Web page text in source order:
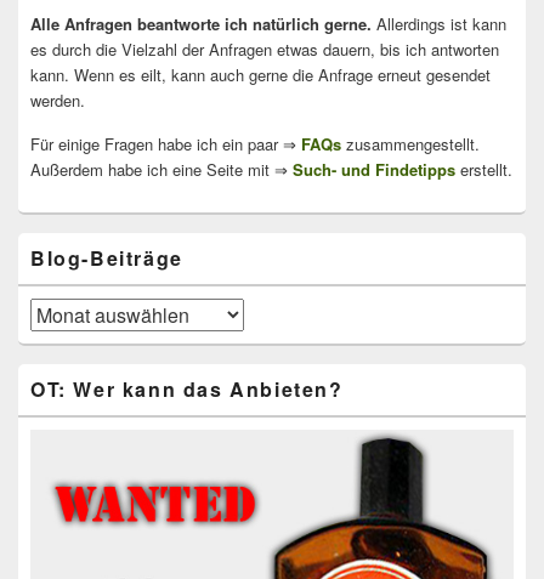
Alle Anfragen beantworte ich natürlich gerne. Allerdings ist kann
es durch die Vielzahl der Anfragen etwas dauern, bis ich antworten
kann. Wenn es eilt, kann auch gerne die Anfrage erneut gesendet
werden.
Für einige Fragen habe ich ein paar ⇒ FAQs zusammengestellt.
Außerdem habe ich eine Seite mit ⇒ Such- und Findetipps erstellt.
Blog-Beiträge
Blog-
Beiträge
OT: Wer kann das Anbieten?